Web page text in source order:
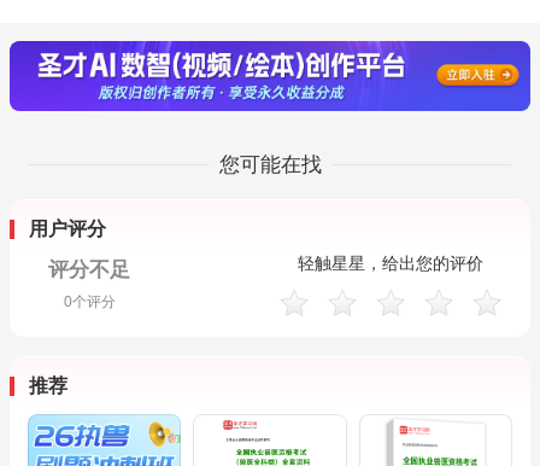
您可能在找
用户评分
评分不足
0个评分
轻触星星，给出您的评价
推荐